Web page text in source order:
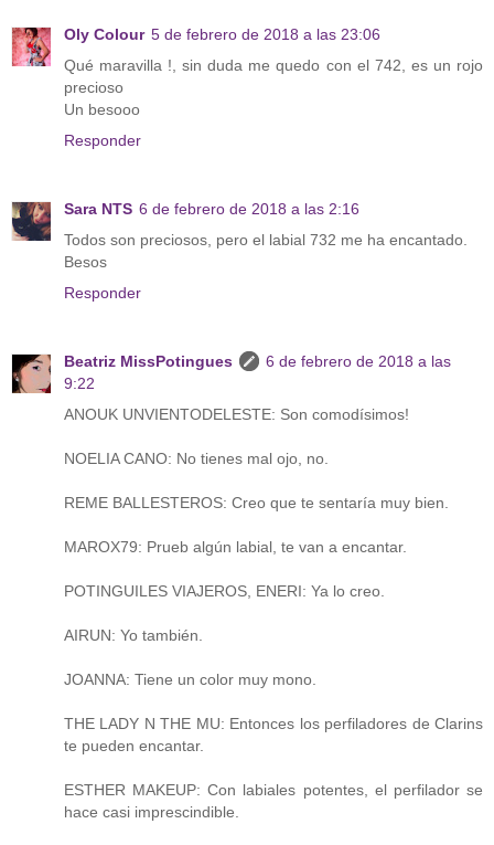
Oly Colour 5 de febrero de 2018 a las 23:06
Qué maravilla !, sin duda me quedo con el 742, es un rojo
precioso
Un besooo
Responder
Sara NTS 6 de febrero de 2018 a las 2:16
Todos son preciosos, pero el labial 732 me ha encantado.
Besos
Responder
Beatriz MissPotingues
6 de febrero de 2018 a las
9:22
ANOUK UNVIENTODELESTE: Son comodísimos!
NOELIA CANO: No tienes mal ojo, no.
REME BALLESTEROS: Creo que te sentaría muy bien.
MAROX79: Prueb algún labial, te van a encantar.
POTINGUILES VIAJEROS, ENERI: Ya lo creo.
AIRUN: Yo también.
JOANNA: Tiene un color muy mono.
THE LADY N THE MU: Entonces los perfiladores de Clarins
te pueden encantar.
ESTHER MAKEUP: Con labiales potentes, el perfilador se
hace casi imprescindible.